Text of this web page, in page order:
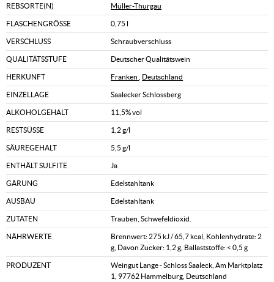
REBSORTE(N) Müller-Thurgau
FLASCHENGRÖSSE 0,75 l
VERSCHLUSS Schraubverschluss
QUALITÄTSSTUFE Deutscher Qualitätswein
HERKUNFT Franken Deutschland
EINZELLAGE Saalecker Schlossberg
ALKOHOLGEHALT 11,5% vol
RESTSÜSSE 1,2 g/l
SÄUREGEHALT 5,5 g/l
ENTHÄLT SULFITE Ja
GÄRUNG Edelstahltank
AUSBAU Edelstahltank
ZUTATEN Trauben, Schwefeldioxid.
NÄHRWERTE
Brennwert: 275 kJ / 65,7 kcal, Kohlenhydrate: 2
g, Davon Zucker: 1,2 g, Ballaststoffe: < 0,5 g
PRODUZENT
Weingut Lange - Schloss Saaleck, Am Marktplatz
1, 97762 Hammelburg, Deutschland